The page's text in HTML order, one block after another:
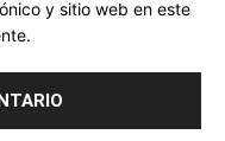
y sitio web en este